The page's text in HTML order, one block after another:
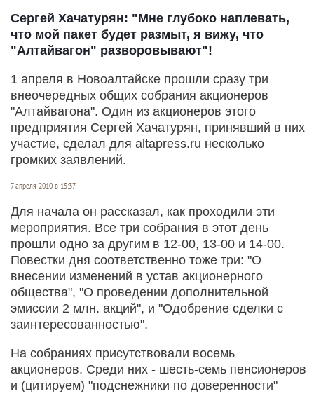
Сергей Хачатурян: "Мне глубоко наплевать,
что мой пакет будет размыт, я вижу, что
"Алтайвагон" разворовывают"!
1 апреля в Новоалтайске прошли сразу три
внеочередных общих собрания акционеров
"Алтайвагона". Один из акционеров этого
предприятия Сергей Хачатурян, принявший в них
участие, сделал для altapress.ru несколько
громких заявлений.
7 апреля 2010 в 15:37
Для начала он рассказал, как проходили эти
мероприятия. Все три собрания в этот день
прошли одно за другим в 12-00, 13-00 и 14-00.
Повестки дня соответственно тоже три: "О
внесении изменений в устав акционерного
общества", "О проведении дополнительной
эмиссии 2 млн. акций", и "Одобрение сделки с
заинтересованностью".
На собраниях присутствовали восемь
акционеров. Среди них - шесть-семь пенсионеров
и (цитируем) "подснежники по доверенности"